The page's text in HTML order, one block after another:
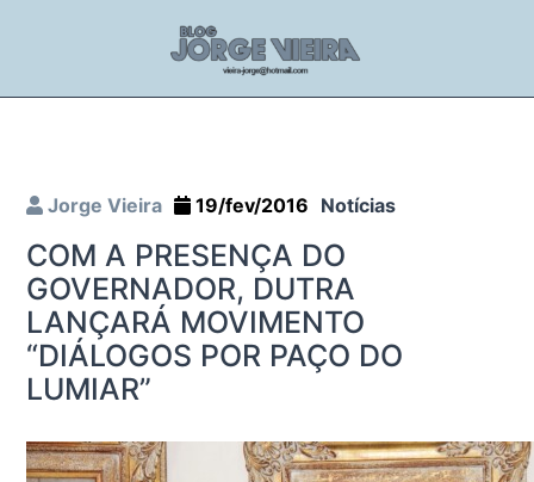
Jorge Vieira 19/fev/2016 Notícias
COM A PRESENÇA DO
GOVERNADOR, DUTRA
LANÇARÁ MOVIMENTO
“DIÁLOGOS POR PAÇO DO
LUMIAR”